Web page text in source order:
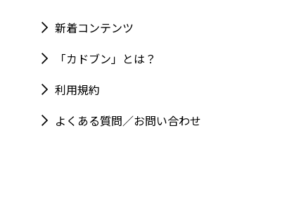
新着コンテンツ
「カドブン」とは？
利用規約
よくある質問／お問い合わせ